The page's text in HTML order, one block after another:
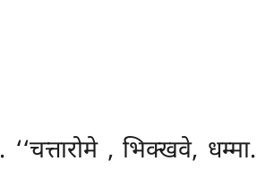
. ‘‘चत्तारोमे , भिक्खवे, धम्मा.